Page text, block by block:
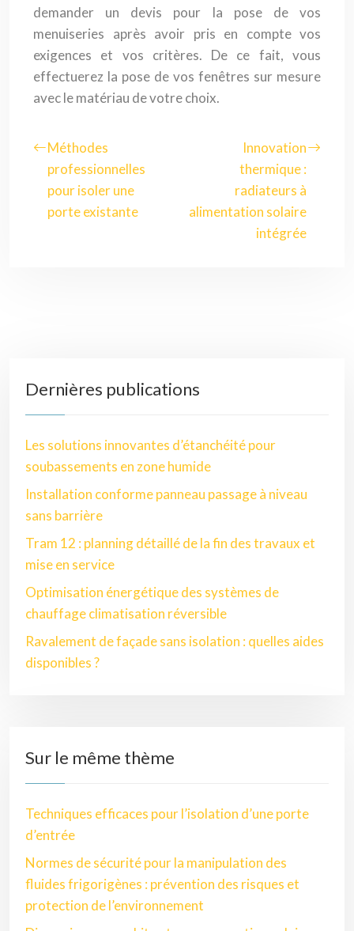
demander un devis pour la pose de vos
menuiseries après avoir pris en compte vos
exigences et vos critères. De ce fait, vous
effectuerez la pose de vos fenêtres sur mesure
avec le matériau de votre choix.
Méthodes
professionnelles
pour isoler une
porte existante
Innovation
thermique :
radiateurs à
alimentation solaire
intégrée
Dernières publications
Les solutions innovantes d’étanchéité pour
soubassements en zone humide
Installation conforme panneau passage à niveau
sans barrière
Tram 12 : planning détaillé de la fin des travaux et
mise en service
Optimisation énergétique des systèmes de
chauffage climatisation réversible
Ravalement de façade sans isolation : quelles aides
disponibles ?
Sur le même thème
Techniques efficaces pour l’isolation d’une porte
d’entrée
Normes de sécurité pour la manipulation des
fluides frigorigènes : prévention des risques et
protection de l’environnement